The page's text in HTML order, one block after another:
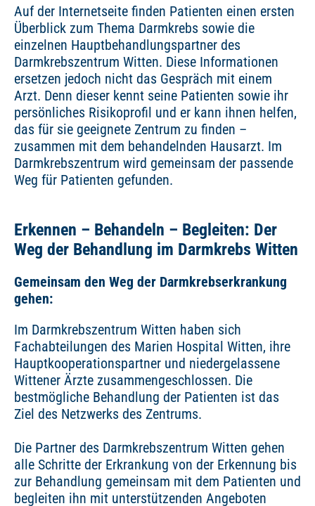
Auf der Internetseite finden Patienten einen ersten
Überblick zum Thema Darmkrebs sowie die
einzelnen Hauptbehandlungspartner des
Darmkrebszentrum Witten. Diese Informationen
ersetzen jedoch nicht das Gespräch mit einem
Arzt. Denn dieser kennt seine Patienten sowie ihr
persönliches Risikoprofil und er kann ihnen helfen,
das für sie geeignete Zentrum zu finden –
zusammen mit dem behandelnden Hausarzt. Im
Darmkrebszentrum wird gemeinsam der passende
Weg für Patienten gefunden.
Erkennen – Behandeln – Begleiten: Der
Weg der Behandlung im Darmkrebs Witten
Gemeinsam den Weg der Darmkrebserkrankung
gehen:
Im Darmkrebszentrum Witten haben sich
Fachabteilungen des Marien Hospital Witten, ihre
Hauptkooperationspartner und niedergelassene
Wittener Ärzte zusammengeschlossen. Die
bestmögliche Behandlung der Patienten ist das
Ziel des Netzwerks des Zentrums.
Die Partner des Darmkrebszentrum Witten gehen
alle Schritte der Erkrankung von der Erkennung bis
zur Behandlung gemeinsam mit dem Patienten und
begleiten ihn mit unterstützenden Angeboten